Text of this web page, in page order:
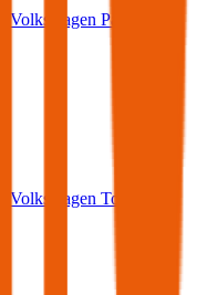
Passat?
Volkswagen Touran?